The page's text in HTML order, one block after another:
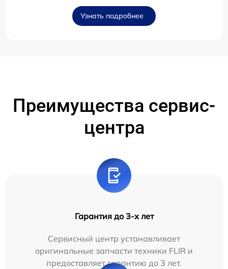
Узнать подробнее
Преимущества сервис-
центра
Гарантия до 3-х лет
Сервисный центр устанавливает
оригинальные запчасти техники FLIR и
предоставляет гарантию до 3 лет.